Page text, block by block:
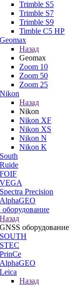
Trimble S5
Trimble S7
Trimble S9
Timble C5 HP
Geomax
Назад
Geomax
Zoom 10
Zoom 50
Zoom 25
Nikon
Назад
Nikon
Nikon XF
Nikon XS
Nikon N
Nikon K
South
Ruide
FOIF
VEGA
Spectra Precision
AlphaGEO
оборудование
Назад
GNSS оборудование
SOUTH
STEC
PrinCe
AlphaGEO
Leica
Назад